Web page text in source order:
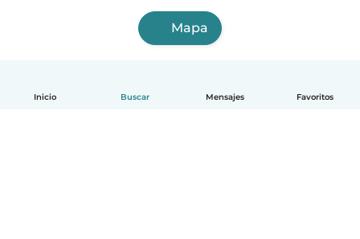
Inicio Buscar Mensajes Favoritos
Mapa